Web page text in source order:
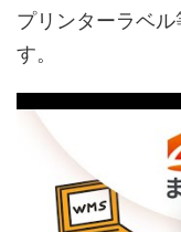
プリンターラベ
す。